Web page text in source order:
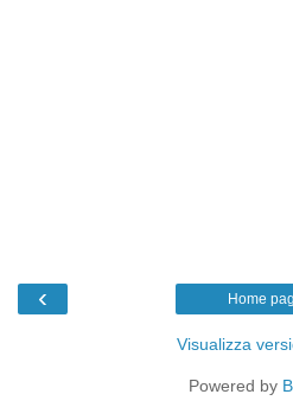
‹ Home
Visualizza
Powered by